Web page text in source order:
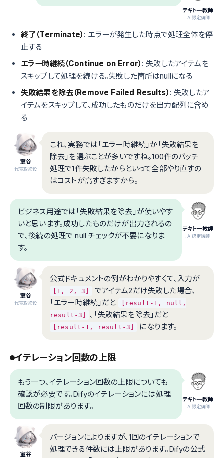
テキトー教師
.AI認定講師
終了（Terminate） : エラーが発生した時点で処理全体を停
止する
エラー時継続（Continue on Error） : 失敗したアイテムを
スキップして処理を続ける。失敗した箇所はnullになる
失敗結果を除去（Remove Failed Results） : 失敗したア
イテムをスキップして、成功したものだけを出力配列に含め
る
室谷
代表取締役
これ、実務では「エラー時継続」か「失敗結果を
除去」を選ぶことが多いですね。100件のバッチ
処理で1件失敗したからといって全部やり直すの
はコストが高すぎますから。
テキトー教師
.AI認定講師
ビジネス用途では「失敗結果を除去」が使いやす
いと思います。成功したものだけが出力されるの
で、後続の処理で null チェックが不要になりま
す。
室谷
代表取締役
公式ドキュメントの例がわかりやすくて、入力が
[1, 2, 3]
でアイテム2だけ失敗した場合、
「エラー時継続」だと
[result-1, null,
result-3]
、「失敗結果を除去」だと
[result-1, result-3] になります。
イテレーション回数の上限
テキトー教師
.AI認定講師
もう一つ、イテレーション回数の上限についても
確認が必要です。Difyのイテレーションには処理
回数の制限があります。
室谷
バージョンによりますが、1回のイテレーションで
処理できる件数には上限があります。Difyの公式